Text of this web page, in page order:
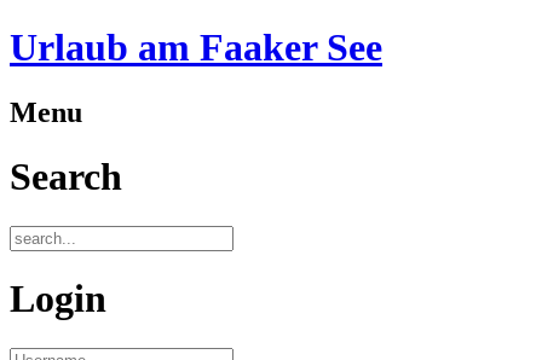
Urlaub am Faaker See
Menu
Search
Login